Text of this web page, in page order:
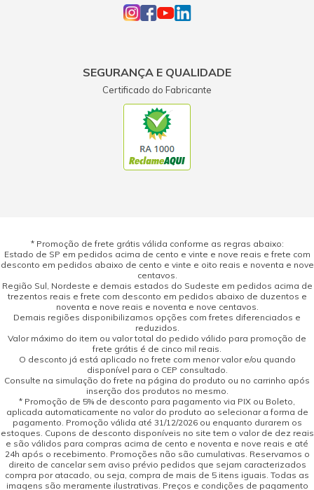
SEGURANÇA E QUALIDADE
Certificado do Fabricante
* Promoção de frete grátis válida conforme as regras abaixo:
Estado de SP em pedidos acima de cento e vinte e nove reais e frete com
desconto em pedidos abaixo de cento e vinte e oito reais e noventa e nove
centavos.
Região Sul, Nordeste e demais estados do Sudeste em pedidos acima de
trezentos reais e frete com desconto em pedidos abaixo de duzentos e
noventa e nove reais e noventa e nove centavos.
Demais regiões disponibilizamos opções com fretes diferenciados e
reduzidos.
Valor máximo do item ou valor total do pedido válido para promoção de
frete grátis é de cinco mil reais.
O desconto já está aplicado no frete com menor valor e/ou quando
disponível para o CEP consultado.
Consulte na simulação do frete na página do produto ou no carrinho após
inserção dos produtos no mesmo.
* Promoção de 5% de desconto para pagamento via PIX ou Boleto,
aplicada automaticamente no valor do produto ao selecionar a forma de
pagamento. Promoção válida até 31/12/2026 ou enquanto durarem os
estoques. Cupons de desconto disponíveis no site tem o valor de dez reais
e são válidos para compras acima de cento e noventa e nove reais e até
24h após o recebimento. Promoções não são cumulativas. Reservamos o
direito de cancelar sem aviso prévio pedidos que sejam caracterizados
compra por atacado, ou seja, compra de mais de 5 itens iguais. Todas as
imagens são meramente ilustrativas. Preços e condições de pagamento